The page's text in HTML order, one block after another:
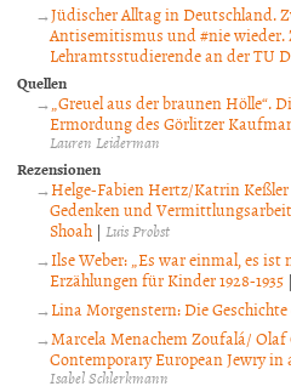
Jüdischer Alltag in Deutschland.
Antisemitismus und #nie
Lehramtsstudierende an der TU
Quellen
„Greuel aus der braunen Hölle“.
Ermordung des Görlitzer
Lauren Leiderman
Rezensionen
Helge-Fabien Hertz/Katrin
Gedenken und
Shoah | Luis Probst
Ilse Weber: „Es war einmal, es ist
Erzählungen für Kinder 1928-1935 |
Lina Morgenstern: Die
Marcela Menachem Zoufalá/
Contemporary European Jewry
Isabel Schlerkmann